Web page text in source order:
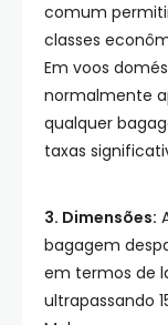
comum
classes
Em voos
normalmente
qualquer
taxas
3. Dimensões:
bagagem
em termos de
ultrapassando